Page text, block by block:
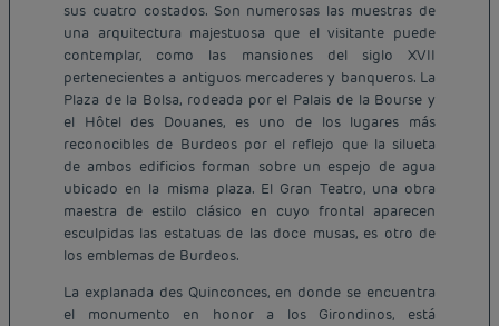
sus cuatro costados. Son numerosas las muestras de
una arquitectura majestuosa que el visitante puede
contemplar, como las mansiones del siglo XVII
pertenecientes a antiguos mercaderes y banqueros. La
Plaza de la Bolsa, rodeada por el Palais de la Bourse y
el Hôtel des Douanes, es uno de los lugares más
reconocibles de Burdeos por el reflejo que la silueta
de ambos edificios forman sobre un espejo de agua
ubicado en la misma plaza. El Gran Teatro, una obra
maestra de estilo clásico en cuyo frontal aparecen
esculpidas las estatuas de las doce musas, es otro de
los emblemas de Burdeos.
La explanada des Quinconces, en donde se encuentra
el monumento en honor a los Girondinos, está